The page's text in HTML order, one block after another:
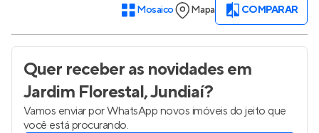
Mosaico Mapa COMPARAR
Quer receber as novidadesem
Jardim Florestal, Jundiaí?
Vamos enviar por WhatsApp novos imóveis do jeito que
você está procurando.